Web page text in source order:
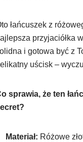
łańcuszek z
przyjaciółka
i gotowa być z
uścisk –
sprawia, że ten
Materiał: Różowe